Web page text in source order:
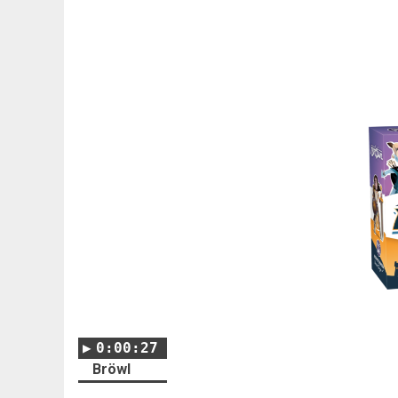
0:00:27
Bröwl